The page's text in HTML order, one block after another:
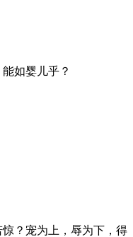
如婴儿乎？
？宠为上，辱为下，得